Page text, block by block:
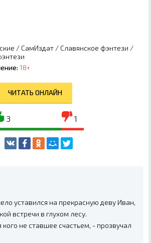
/ СамИздат / Славянское фэнтези /
18+
ЧИТАТЬ ОНЛАЙН
3 1
уставился на прекрасную деву Иван,
встречи в глухом лесу.
кого не ставшее счастьем, - прозвучал